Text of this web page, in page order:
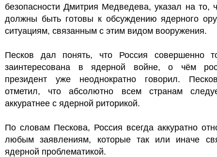
безопасности Дмитрия Медведева, указал на то,
должны быть готовы к обсуждению ядерного
ситуациям, связанным с этим видом вооружения.
Песков дал понять, что Россия совершенно
заинтересована в ядерной войне, о чём
президент уже неоднократно говорил.
отметил, что абсолютно всем странам
аккуратнее с ядерной риторикой.
По словам Пескова, Россия всегда аккуратно
любым заявлениям, которые так или иначе
ядерной проблематикой.